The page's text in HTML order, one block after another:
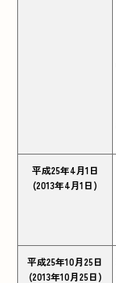
平成25年4月1日
(2013年4月1日)
平成25年10月25日
(2013年10月25日)